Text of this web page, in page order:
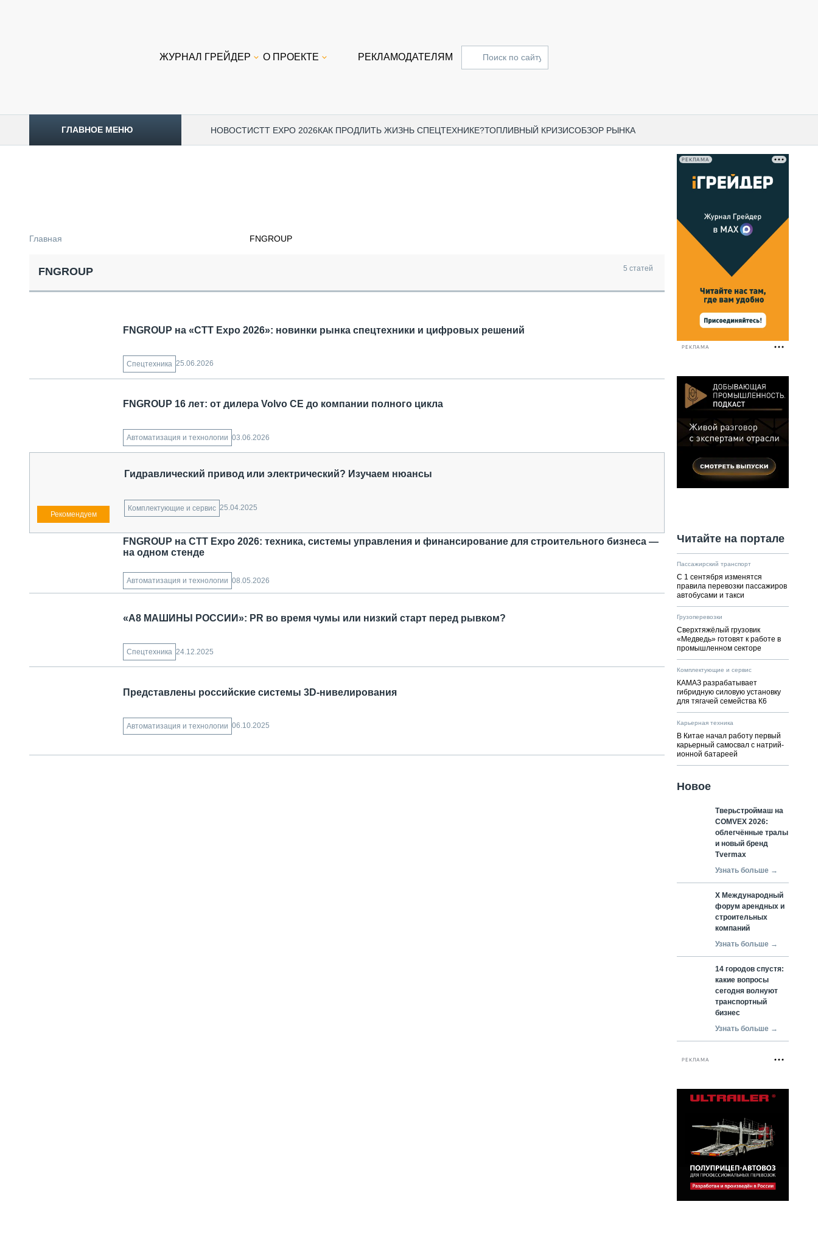
ЖУРНАЛ ГРЕЙДЕР О ПРОЕКТЕ РЕКЛАМОДАТЕЛЯМ
ГЛАВНОЕ МЕНЮ НОВОСТИCTT EXPO 2026КАК ПРОДЛИТЬ ЖИЗНЬ СПЕЦТЕХНИКЕ?ТОПЛИВНЫЙ КРИЗИСОБЗОР РЫНКА
СПЕЦТЕХНИКА И ТРАНСПОРТ
ГРУЗОПЕРЕВОЗКИ
ТЕХНИКА КРУПНЫМ ПЛАНОМ
ДОРОЖНАЯ ИНДУСТРИЯ
СЕРВИСМЕНЫ
БЛИЖАЙШИЕ МЕРОПРИЯТИЯ
ПАССАЖИРСКИЙ ТРАНСПОРТ
ТЕХНИКА СПЕЦИАЛЬНОГО НАЗНАЧЕНИЯ
АВТОМАТИЗАЦИЯ И ТЕХНОЛОГИИ
Главная FNGROUP
FNGROUP 5 статей
FNGROUP на «СТТ Expo 2026»: новинки рынка спецтехники и цифровых решений
Спецтехника 25.06.2026
FNGROUP 16 лет: от дилера Volvo CE до компании полного цикла
Автоматизация и технологии 03.06.2026
Гидравлический привод или электрический? Изучаем нюансы
Комплектующие и сервис 25.04.2025
FNGROUP на CTT Expo 2026: техника, системы управления и финансирование для строительного бизнеса —
на одном стенде
Автоматизация и технологии 08.05.2026
«А8 МАШИНЫ РОССИИ»: PR во время чумы или низкий старт перед рывком?
Спецтехника 24.12.2025
Представлены российские системы 3D-нивелирования
Автоматизация и технологии 06.10.2025
РЕКЛАМА
РЕКЛАМА
Читайте на портале
Пассажирский транспорт
С 1 сентября изменятся
правила перевозки пассажиров
автобусами и такси
Грузоперевозки
Сверхтяжёлый грузовик
«Медведь» готовят к работе в
промышленном секторе
Комплектующие и сервис
КАМАЗ разрабатывает
гибридную силовую установку
для тягачей семейства К6
Карьерная техника
В Китае начал работу первый
карьерный самосвал с натрий-
ионной батареей
Новое
Тверьстроймаш на
COMVEX 2026:
облегчённые тралы
и новый бренд
Tvermax
Узнать больше →
X Международный
форум арендных и
строительных
компаний
Узнать больше →
14 городов спустя:
какие вопросы
сегодня волнуют
транспортный
бизнес
Узнать больше →
РЕКЛАМА